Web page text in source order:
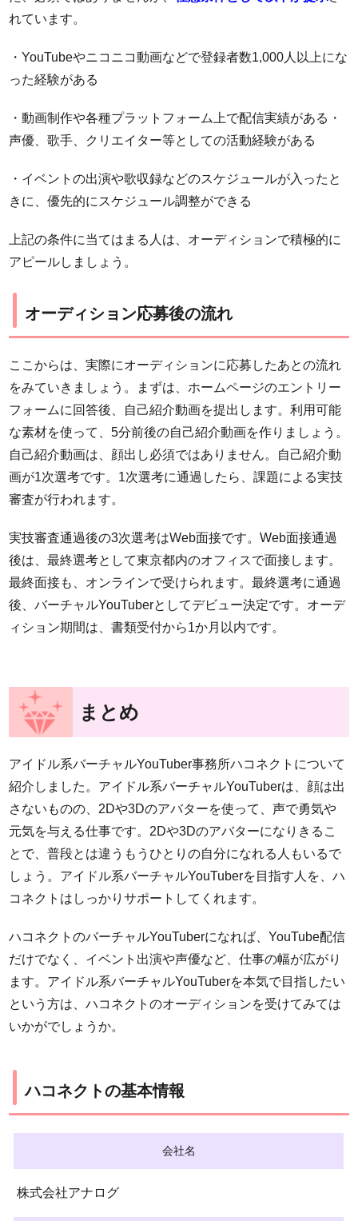
れています。
・YouTubeやニコニコ動画などで登録者数1,000人以上にな
った経験がある
・動画制作や各種プラットフォーム上で配信実績がある・
声優、歌手、クリエイター等としての活動経験がある
・イベントの出演や歌収録などのスケジュールが入ったと
きに、優先的にスケジュール調整ができる
上記の条件に当てはまる人は、オーディションで積極的に
アピールしましょう。
オーディション応募後の流れ
ここからは、実際にオーディションに応募したあとの流れ
をみていきましょう。まずは、ホームページのエントリー
フォームに回答後、自己紹介動画を提出します。利用可能
な素材を使って、5分前後の自己紹介動画を作りましょう。
自己紹介動画は、顔出し必須ではありません。自己紹介動
画が1次選考です。1次選考に通過したら、課題による実技
審査が行われます。
実技審査通過後の3次選考はWeb面接です。Web面接通過
後は、最終選考として東京都内のオフィスで面接します。
最終面接も、オンラインで受けられます。最終選考に通過
後、バーチャルYouTuberとしてデビュー決定です。オーデ
ィション期間は、書類受付から1か月以内です。
まとめ
アイドル系バーチャルYouTuber事務所ハコネクトについて
紹介しました。アイドル系バーチャルYouTuberは、顔は出
さないものの、2Dや3Dのアバターを使って、声で勇気や
元気を与える仕事です。2Dや3Dのアバターになりきるこ
とで、普段とは違うもうひとりの自分になれる人もいるで
しょう。アイドル系バーチャルYouTuberを目指す人を、ハ
コネクトはしっかりサポートしてくれます。
ハコネクトのバーチャルYouTuberになれば、YouTube配信
だけでなく、イベント出演や声優など、仕事の幅が広がり
ます。アイドル系バーチャルYouTuberを本気で目指したい
という方は、ハコネクトのオーディションを受けてみては
いかがでしょうか。
ハコネクトの基本情報
会社名
株式会社アナログ